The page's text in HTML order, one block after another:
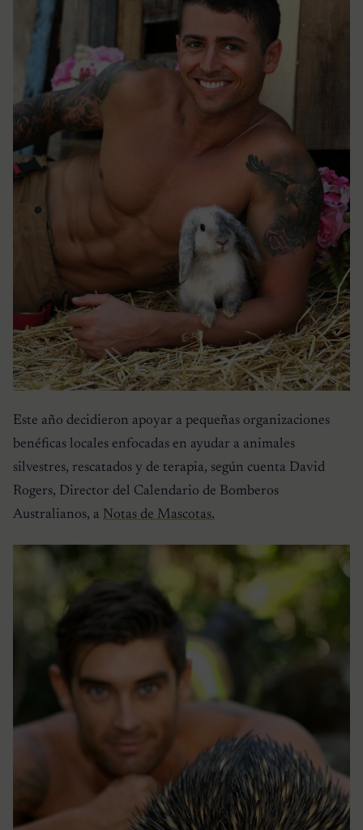
Este año decidieron apoyar a pequeñas organizaciones
benéficas locales enfocadas en ayudar a animales
silvestres, rescatados y de terapia, según cuenta David
Rogers, Director del Calendario de Bomberos
Australianos, a Notas de Mascotas.